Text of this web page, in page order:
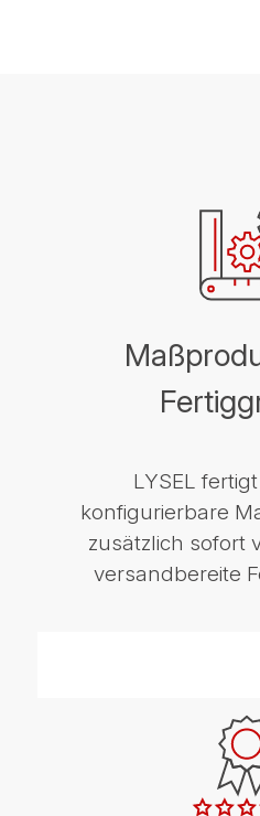
LYSEL
konfigurierbare
zusätzlich sofort
versandbereite